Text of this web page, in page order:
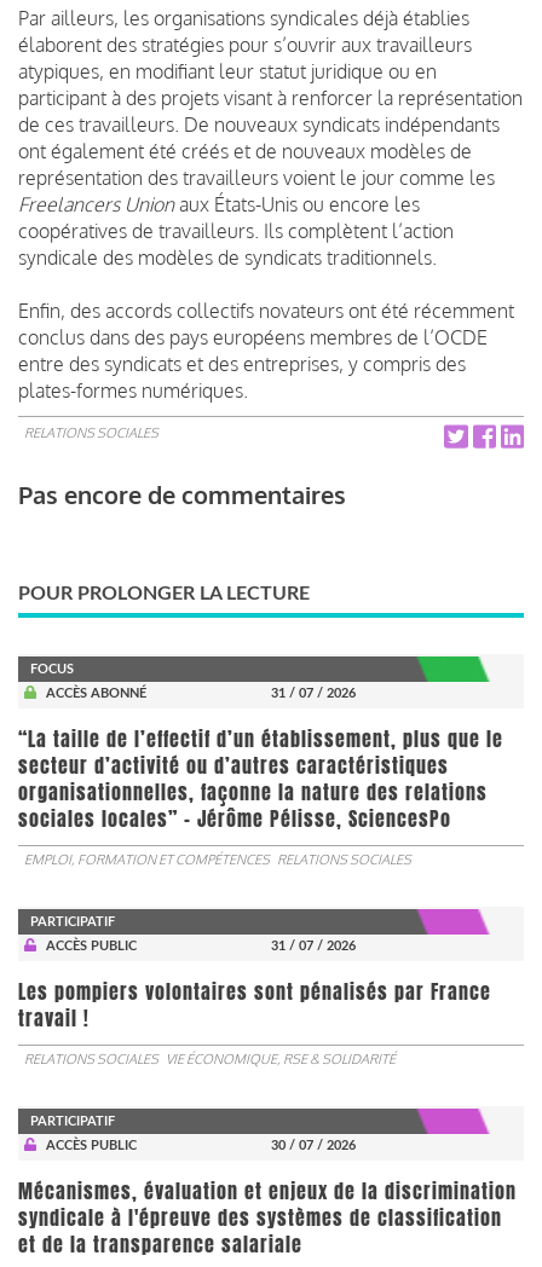
Par ailleurs, les organisations syndicales déjà établies
élaborent des stratégies pour s’ouvrir aux travailleurs
atypiques, en modifiant leur statut juridique ou en
participant à des projets visant à renforcer la représentation
de ces travailleurs. De nouveaux syndicats indépendants
ont également été créés et de nouveaux modèles de
représentation des travailleurs voient le jour comme les
Freelancers Unionaux États-Unis ou encore les
coopératives de travailleurs. Ils complètent l’action
syndicale des modèles de syndicats traditionnels.
Enfin, des accords collectifs novateurs ont été récemment
conclus dans des pays européens membres de l’OCDE
entre des syndicats et des entreprises, y compris des
plates-formes numériques.
RELATIONS SOCIALES
Pas encore de commentaires
POUR PROLONGER LA LECTURE
FOCUS
ACCÈS ABONNÉ
31 / 07 / 2026
“La taille de l’effectif d’un établissement, plus que le
secteur d’activité ou d’autres caractéristiques
organisationnelles, façonne la nature des relations
sociales locales” - Jérôme Pélisse, SciencesPo
EMPLOI, FORMATION ET COMPÉTENCES RELATIONS SOCIALES
PARTICIPATIF
ACCÈS PUBLIC
31 / 07 / 2026
Les pompiers volontaires sont pénalisés par France
travail !
RELATIONS SOCIALES VIE ÉCONOMIQUE, RSE & SOLIDARITÉ
PARTICIPATIF
ACCÈS PUBLIC
30 / 07 / 2026
Mécanismes, évaluation et enjeux de la discrimination
syndicale à l'épreuve des systèmes de classification
et de la transparence salariale